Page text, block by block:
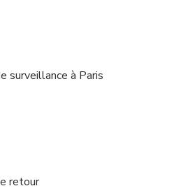
surveillance à Paris
retour